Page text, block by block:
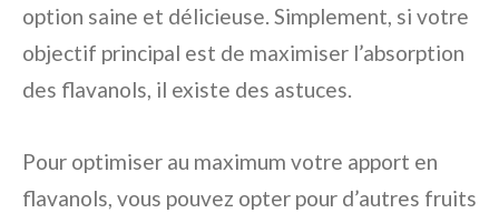
option saine et délicieuse. Simplement, si votre
objectif principal est de maximiser l’absorption
des flavanols, il existe des astuces.
Pour optimiser au maximum votre apport en
flavanols, vous pouvez opter pour d’autres fruits